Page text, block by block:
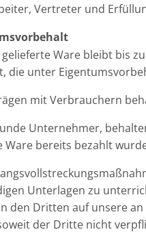
Vertreter und
Ware bleibt bis
die unter
mit Verbrauchern
Unternehmer,
Ware bereits bezahlt
Unterlagen zu
den Dritten auf unsere
der Dritte nicht